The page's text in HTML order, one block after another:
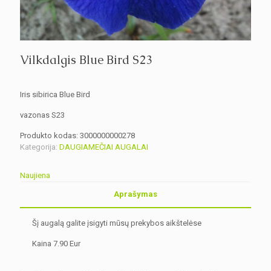
Vilkdalgis Blue Bird S23
Iris sibirica Blue Bird
vazonas S23
Produkto kodas: 3000000000278
Kategorija: DAUGIAMEČIAI AUGALAI
Naujiena
Aprašymas
Šį augalą galite įsigyti mūsų prekybos aikštelėse
Kaina 7.90 Eur